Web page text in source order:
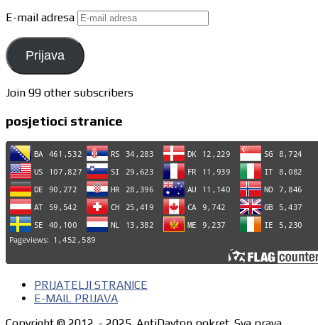
E-mail adresa
Prijava
Join 99 other subscribers
posjetioci stranice
PRIJATELJI STRANICE
E-MAIL PRIJAVA